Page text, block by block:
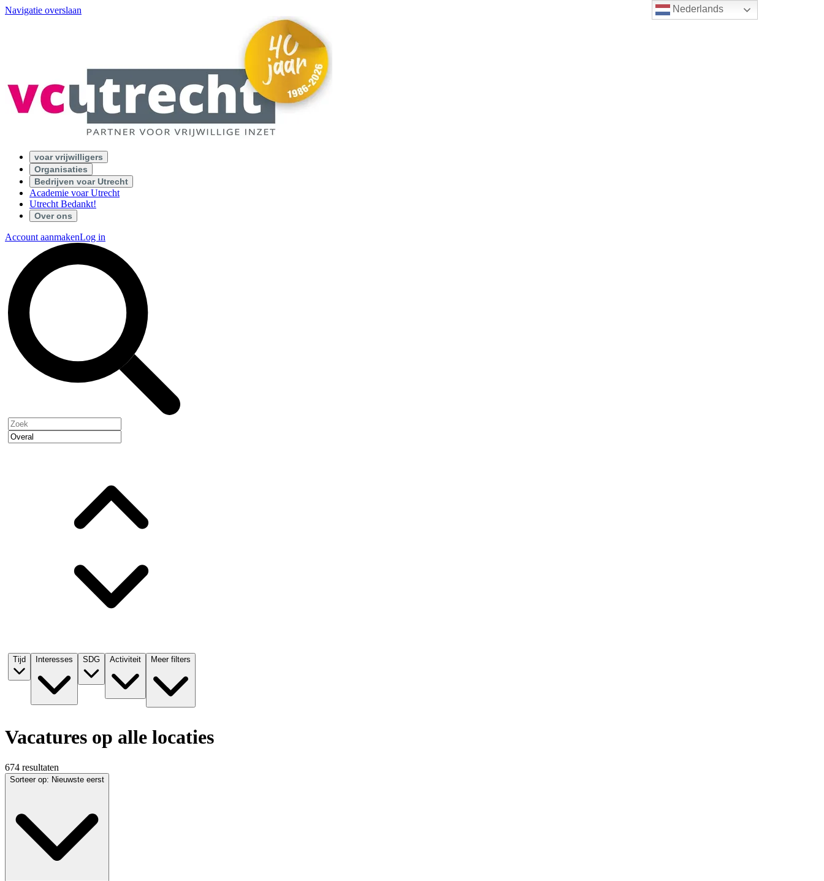
Nederlands
Navigatie overslaan
voar vrijwilligers
Organisaties
Bedrijven voar Utrecht
Academie voar Utrecht
Utrecht Bedankt!
Over ons
Account aanmakenLog in
Tijd Interesses SDG Activiteit Meer filters
Vacatures op alle locaties
674 resultaten
Sorteer op: Nieuwste eerst